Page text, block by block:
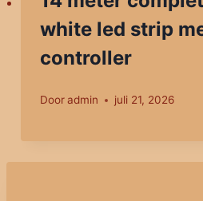
white led strip
controller
Door admin juli 21, 2026